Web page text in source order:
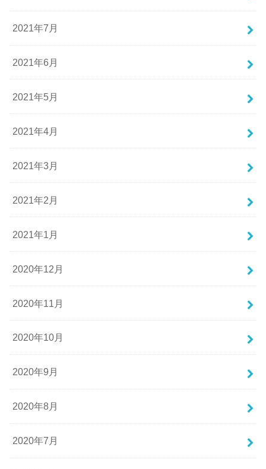
2021年7月
2021年6月
2021年5月
2021年4月
2021年3月
2021年2月
2021年1月
2020年12月
2020年11月
2020年10月
2020年9月
2020年8月
2020年7月